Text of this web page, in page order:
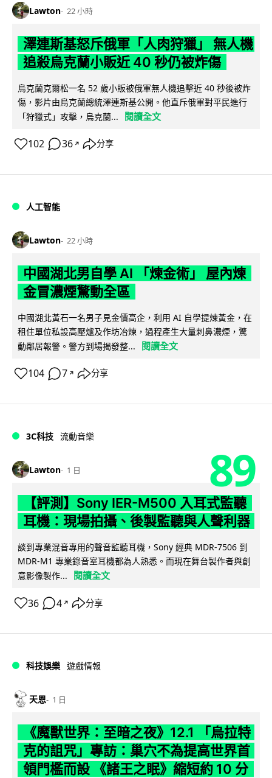
Lawton 22 小時
澤連斯基怒斥俄軍「人肉狩獵」 無人機
追殺烏克蘭小販近 40 秒仍被炸傷
烏克蘭克爾松一名 52 歲小販被俄軍無人機追擊近 40 秒後被炸
傷，影片由烏克蘭總統澤連斯基公開。他直斥俄軍對平民進行
「狩獵式」攻擊，烏克蘭...
閱讀全文
102 36 ↗ 分享
人工智能
Lawton 22 小時
中國湖北男自學 AI 「煉金術」 屋內煉
金冒濃煙驚動全區
中國湖北黃石一名男子見金價高企，利用 AI 自學提煉黃金，在
租住單位私設高壓爐及作坊冶煉，過程產生大量刺鼻濃煙，驚
動鄰居報警。警方到場揭發整...
閱讀全文
104 7 ↗ 分享
3C科技 流動音樂
Lawton 1 日 89
【評測】Sony IER-M500 入耳式監聽
耳機：現場拍攝、後製監聽與人聲利器
談到專業混音專用的聲音監聽耳機，Sony 經典 MDR-7506 到
MDR-M1 專業錄音室耳機都為人熟悉。而現在舞台製作者與創
意影像製作...
閱讀全文
36 4 ↗ 分享
科技娛樂 遊戲情報
天恩 1 日
《魔獸世界：至暗之夜》12.1 「烏拉特
克的詛咒」專訪：巢穴不為提高世界首
領門檻而設 《諸王之眠》縮短約 10 分